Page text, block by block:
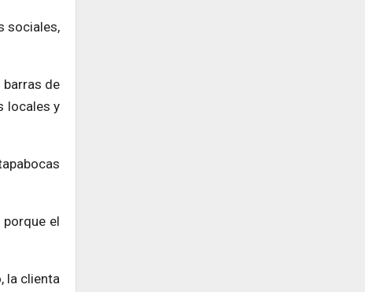
sociales,
barras de
locales y
el
la clienta